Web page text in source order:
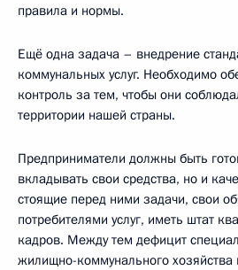
правила и нормы.
Ещё одна задача – внедрение
коммунальных услуг. Необходимо
контроль за тем, чтобы они
территории нашей страны.
Предприниматели должны быть
вкладывать свои средства, но и
стоящие перед ними задачи, свои
потребителями услуг, иметь штат
кадров. Между тем дефицит
жилищно-коммунального